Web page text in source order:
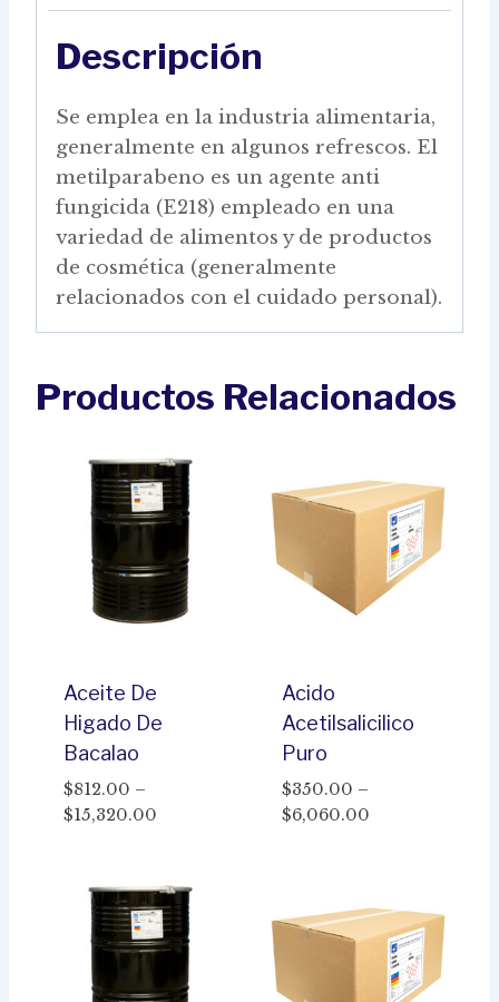
Descripción
Se emplea en la industria alimentaria,
generalmente en algunos refrescos. El
metilparabeno es un agente anti
fungicida (E218) empleado en una
variedad de alimentos y de productos
de cosmética (generalmente
relacionados con el cuidado personal).
Productos Relacionados
Aceite De
Higado De
Bacalao
$812.00 –
$15,320.00Price
through
$15,320.00
Acido
Acetilsalicilico
Puro
$350.00 –
$6,060.00Price
$6,060.00